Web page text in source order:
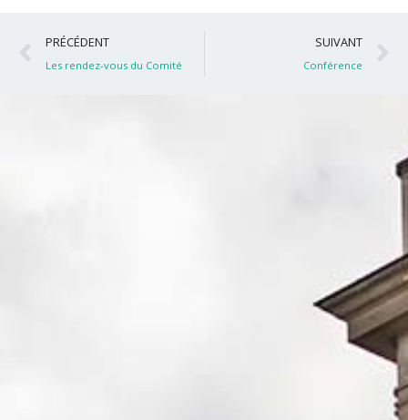
Précédent
PRÉCÉDENT
Les rendez-vous du Comité
SUIVANT
Conférence